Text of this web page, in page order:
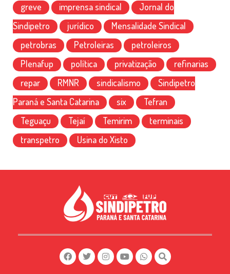
greve
imprensa sindical
Jornal do
Sindipetro
jurídico
Mensalidade Sindical
petrobras
Petroleiras
petroleiros
Plenafup
política privatização
refinarias
repar
RMNR sindicalismo
Sindipetro
Paraná e Santa Catarina
six
Tefran
Teguaçu
Tejaí Temirim
terminais
transpetro
Usina do Xisto